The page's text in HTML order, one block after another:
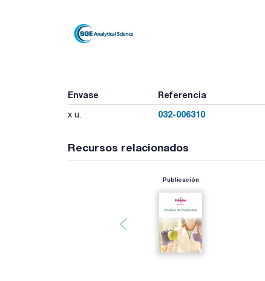
Envase Referencia
x u. 032-006310
Recursos relacionados
Publicación